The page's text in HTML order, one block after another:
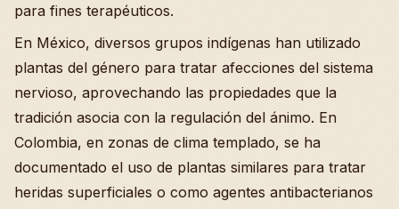
para fines terapéuticos.
En México, diversos grupos indígenas han utilizado
plantas del género para tratar afecciones del sistema
nervioso, aprovechando las propiedades que la
tradición asocia con la regulación del ánimo. En
Colombia, en zonas de clima templado, se ha
documentado el uso de plantas similares para tratar
heridas superficiales o como agentes antibacterianos